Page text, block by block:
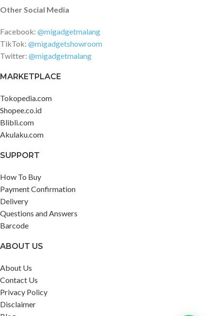
Other Social Media
Facebook: @migadgetmalang
TikTok: @migadgetshowroom
Twitter: @migadgetmalang
MARKETPLACE
Tokopedia.com
Shopee.co.id
Blibli.com
Akulaku.com
SUPPORT
How To Buy
Payment Confirmation
Delivery
Questions and Answers
Barcode
ABOUT US
About Us
Contact Us
Privacy Policy
Disclaimer